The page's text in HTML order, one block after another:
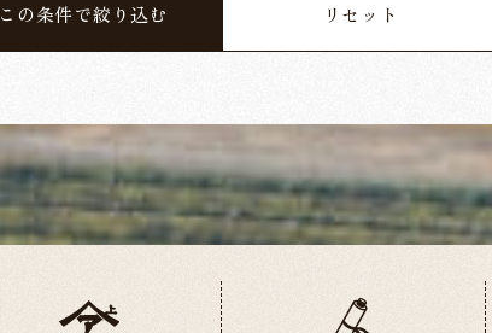
この条件で絞り込む リセット